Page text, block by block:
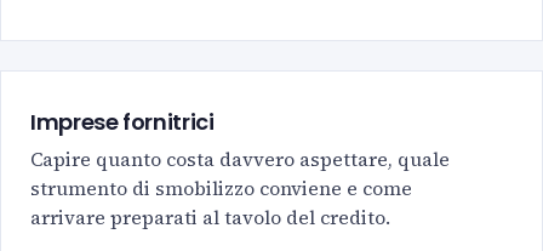
Imprese fornitrici
Capire quanto costa davvero aspettare, quale
strumento di smobilizzo conviene e come
arrivare preparati al tavolo del credito.